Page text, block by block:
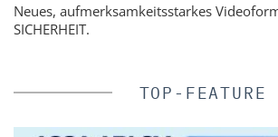
Neues, aufmerksamkeitsstarkes
SICHERHEIT.
TOP-FEATURE